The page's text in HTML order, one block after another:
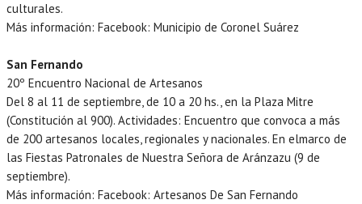
culturales.
Más información: Facebook: Municipio de Coronel Suárez
San Fernando
20º Encuentro Nacional de Artesanos
Del 8 al 11 de septiembre, de 10 a 20 hs., en la Plaza Mitre
(Constitución al 900). Actividades: Encuentro que convoca a más
de 200 artesanos locales, regionales y nacionales. En elmarco de
las Fiestas Patronales de Nuestra Señora de Aránzazu (9 de
septiembre).
Más información: Facebook: Artesanos De San Fernando